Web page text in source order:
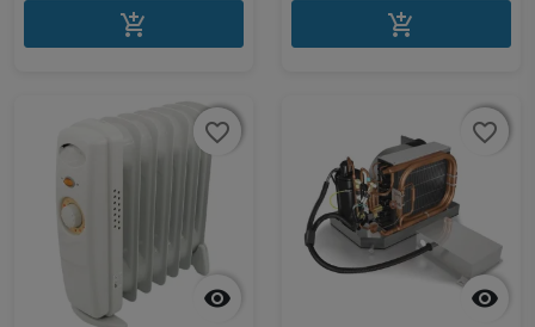
 

favorite_border
favorite_border

favorite_border
favorite_border